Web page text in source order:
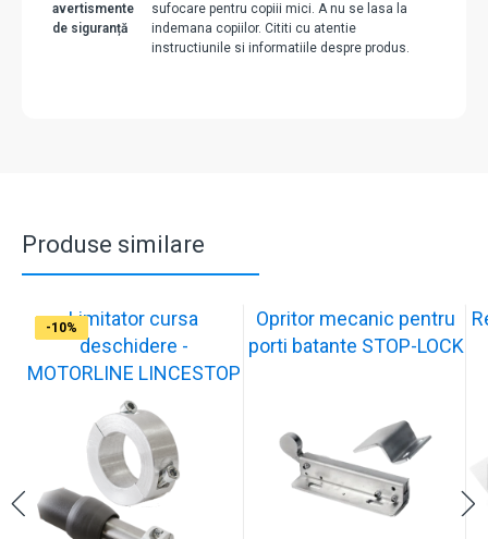
avertismente
de siguranță
sufocare pentru copiii mici. A nu se lasa la
indemana copiilor. Cititi cu atentie
instructiunile si informatiile despre produs.
Produse similare
-12%Limitator cursa
deschidere -
MOTORLINE LINCESTOP
-10%
Opritor mecanic pentru
porti batante STOP-LOCK
-10%
-11%
-10%
-11%
-9%
-10%
-11%
-10%